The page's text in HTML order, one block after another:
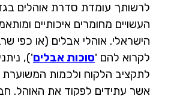
לרשותך עומדת סדרת אוהלים
העשויים מחומרים איכותיים
הישראלי. אוהלי אבלים (או כפי
לקרוא להם 'סוכות אבלים'),
לתקציב הלקוח ולכמות
אשר עתידים לפקוד את האוהל.